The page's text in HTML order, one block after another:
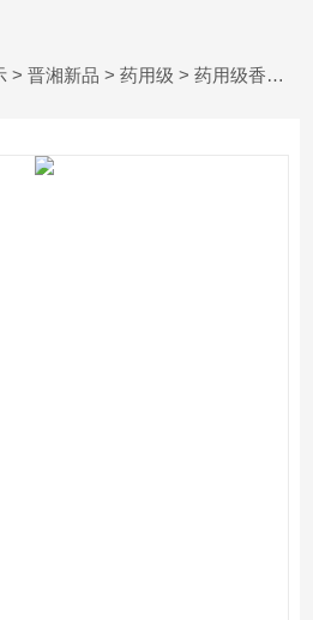
>晋湘新品 >药用级 > 药用级香草醛 医药级香兰素 有登记号